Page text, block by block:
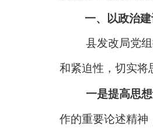
一、以政治
县发改局党
和紧迫性，切实将
一是提高思
作的重要论述精神